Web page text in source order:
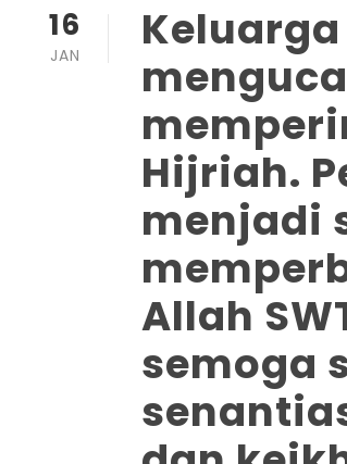
16
JAN
Keluarga
Hijriah.
menjadi
Allah
semoga